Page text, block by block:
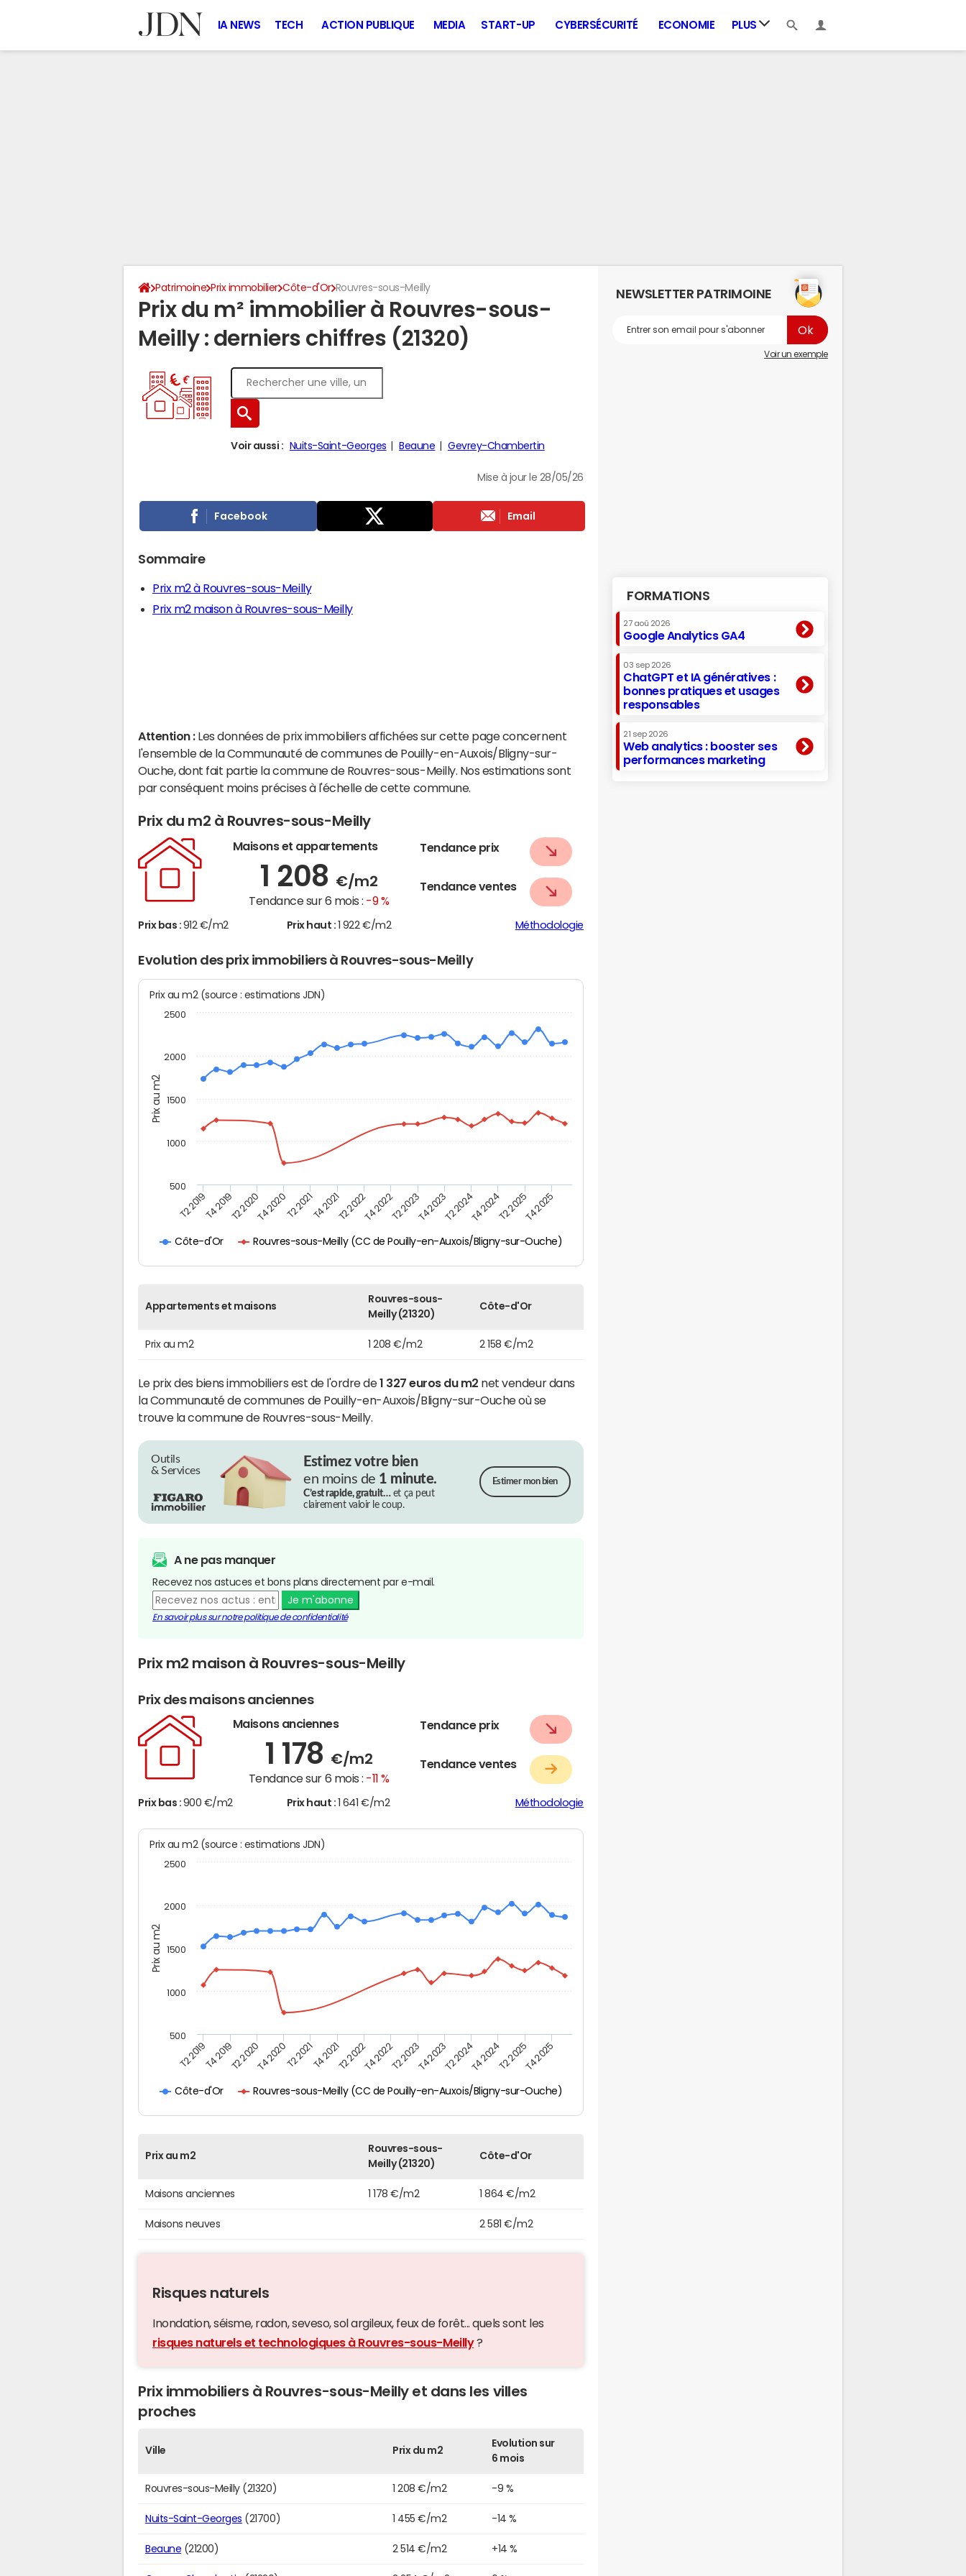
IA NEWS TECH ACTION PUBLIQUE MEDIA START-UP CYBERSÉCURITÉ ECONOMIE PLUS
Patrimoine Prix immobilier Côte-d'Or Rouvres-sous-Meilly
Prix du m² immobilier à Rouvres-sous-
Meilly : derniers chiffres (21320)
Voir aussi : Nuits-Saint-Georges Beaune Gevrey-Chambertin
Mise à jour le 28/05/26
Facebook Email
Sommaire
Prix m2 à Rouvres-sous-Meilly
Prix m2 maison à Rouvres-sous-Meilly
Attention : Les données de prix immobiliers affichées sur cette page concernent
l'ensemble de la Communauté de communes de Pouilly-en-Auxois/Bligny-sur-
Ouche, dont fait partie la commune de Rouvres-sous-Meilly. Nos estimations sont
par conséquent moins précises à l'échelle de cette commune.
Prix du m2 à Rouvres-sous-Meilly
Maisons et appartements
1 208 €/m2
Tendance sur 6 mois : -9 %
Tendance prix
Tendance ventes
Prix bas : 912 €/m2 Prix haut : 1 922 €/m2 Méthodologie
Evolution des prix immobiliers à Rouvres-sous-Meilly
Prix au m2
Prix au m2 (source : estimations JDN)
Côte-d'Or Rouvres-sous-Meilly (CC de Pouilly-en-Auxois/Bligny-sur-Ouche)
T2 2019T4 2019T2 2020T4 2020T2 2021T4 2021T2 2022T4 2022T2 2023T4 2023T2 2024T4 2024T2 2025T4 2025
500
1000
1500
2000
2500
Appartements et maisons
Rouvres-sous-
Meilly (21320)
Côte-d'Or
Prix au m2 1 208 €/m2 2 158 €/m2
Le prix des biens immobiliers est de l'ordre de1 327 euros du m2 net vendeur dans
la Communauté de communes de Pouilly-en-Auxois/Bligny-sur-Ouche où se
trouve la commune de Rouvres-sous-Meilly.
Outils
& Services
Estimez votre bien
en moins de 1 minute.
C’est rapide, gratuit…et ça peut
clairement valoir le coup.
Estimer mon bien
A ne pas manquer
Recevez nos astuces et bons plans directement par e-mail.
Je m'abonne
En savoir plus sur notre politique de confidentialité
Prix m2 maison à Rouvres-sous-Meilly
Prix des maisons anciennes
Maisons anciennes
1 178 €/m2
Tendance sur 6 mois : -11 %
Tendance prix
Tendance ventes
Prix bas : 900 €/m2 Prix haut : 1 641 €/m2 Méthodologie
Prix au m2
Prix au m2 (source : estimations JDN)
Côte-d'Or Rouvres-sous-Meilly (CC de Pouilly-en-Auxois/Bligny-sur-Ouche)
T2 2019T4 2019T2 2020T4 2020T2 2021T4 2021T2 2022T4 2022T2 2023T4 2023T2 2024T4 2024T2 2025T4 2025
500
1000
1500
2000
2500
Prix au m2
Rouvres-sous-
Meilly (21320)
Côte-d'Or
Maisons anciennes 1 178 €/m2 1 864 €/m2
Maisons neuves 2 581 €/m2
Risques naturels
Inondation, séisme, radon, seveso, sol argileux, feux de forêt... quels sont les
risques naturels et technologiques à Rouvres-sous-Meilly?
Prix immobiliers à Rouvres-sous-Meilly et dans les villes
proches
Ville Prix du m2
Evolution sur
6 mois
Rouvres-sous-Meilly (21320) 1 208 €/m2 -9 %
Nuits-Saint-Georges (21700) 1 455 €/m2 -14 %
Beaune (21200) 2 514 €/m2 +14 %
NEWSLETTER PATRIMOINE
Voir un exemple
FORMATIONS
27 aoû 2026
Google Analytics GA4
03 sep 2026
ChatGPT et IA génératives :
bonnes pratiques et usages
responsables
21 sep 2026
Web analytics : booster ses
performances marketing